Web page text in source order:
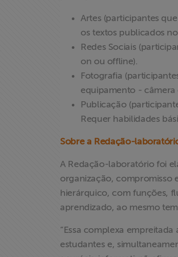
>> Conteúdo
Assine a nossa
Artes (participantes
os textos publicados
Redes Sociais
on ou offline).
Fotografia
equipamento - câmera
Publicação
Requer habilidades
Sobre a Redação-
A Redação-laboratório foi
organização, compromisso
hierárquico, com funções,
aprendizado, ao mesmo
“Essa complexa
estudantes e,